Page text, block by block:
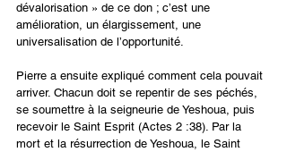
dévalorisation » de ce don ; c’est une
amélioration, un élargissement, une
universalisation de l’opportunité.
Pierre a ensuite expliqué comment cela pouvait
arriver. Chacun doit se repentir de ses péchés,
se soumettre à la seigneurie de Yeshoua, puis
recevoir le Saint Esprit (Actes 2 :38). Par la
mort et la résurrection de Yeshoua, le Saint